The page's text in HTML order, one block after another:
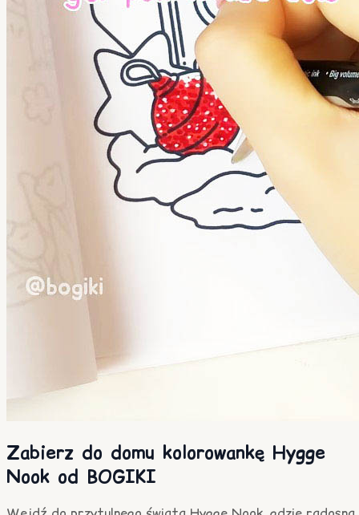
Zabierz do domu kolorowankę Hygge
Nook od BOGIKI